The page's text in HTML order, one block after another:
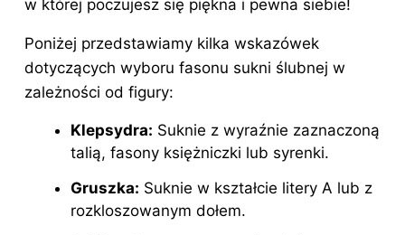
w której poczujesz się piękna i pewna siebie!
Poniżej przedstawiamy kilka wskazówek
dotyczących wyboru fasonu sukni ślubnej w
zależności od figury:
Klepsydra: Suknie z wyraźnie zaznaczoną
talią, fasony księżniczki lub syrenki.
Gruszka: Suknie w kształcie litery A lub z
rozkloszowanym dołem.